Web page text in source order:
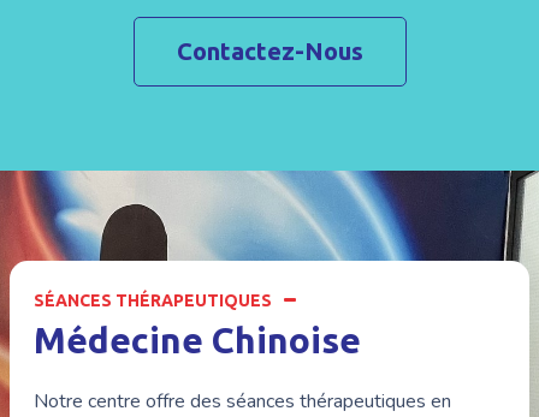
Contactez-Nous
SÉANCES THÉRAPEUTIQUES
Médecine Chinoise
Notre centre offre des séances thérapeutiques en